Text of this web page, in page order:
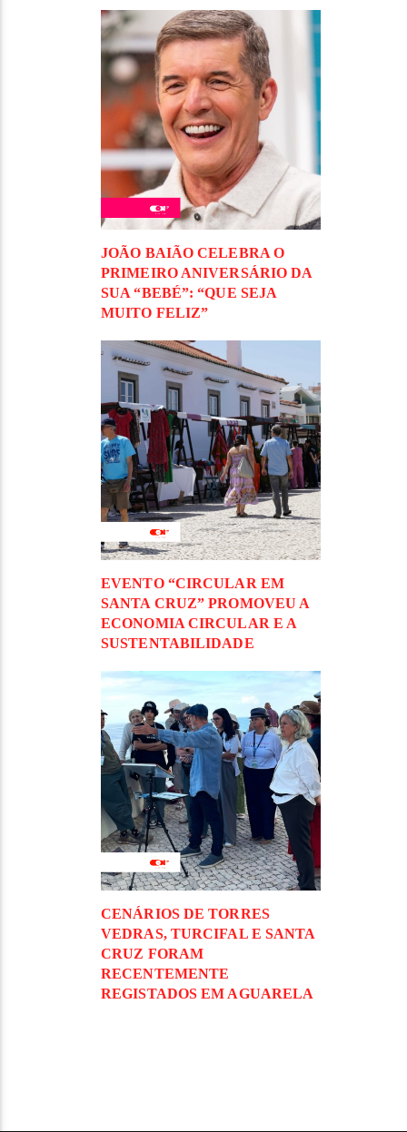
JOÃO BAIÃO CELEBRA O
PRIMEIRO ANIVERSÁRIO DA
SUA “BEBÉ”: “QUE SEJA
MUITO FELIZ”
EVENTO “CIRCULAR EM
SANTA CRUZ” PROMOVEU A
ECONOMIA CIRCULAR E A
SUSTENTABILIDADE
CENÁRIOS DE TORRES
VEDRAS, TURCIFAL E SANTA
CRUZ FORAM
RECENTEMENTE
REGISTADOS EM AGUARELA